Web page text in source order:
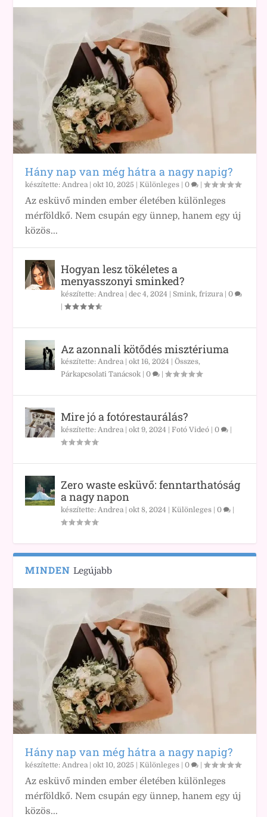
Hány nap van még hátra a nagy napig?
készítette: Andrea |okt 10, 2025 |Különleges |0 |
Az esküvő minden ember életében különleges
mérföldkő. Nem csupán egy ünnep, hanem egy új
közös...
Hogyan lesz tökéletes a
menyasszonyi sminked?
készítette: Andrea |dec 4, 2024 |Smink, frizura |0
|
Az azonnali kötődés misztériuma
készítette: Andrea |okt 16, 2024 |Összes,
Párkapcsolati Tanácsok |0 |
Mire jó a fotórestaurálás?
készítette: Andrea |okt 9, 2024 |Fotó Videó |0 |
Zero waste esküvő: fenntarthatóság
a nagy napon
készítette: Andrea |okt 8, 2024 |Különleges |0 |
MINDEN Legújabb
Hány nap van még hátra a nagy napig?
készítette: Andrea |okt 10, 2025 |Különleges |0 |
Az esküvő minden ember életében különleges
mérföldkő. Nem csupán egy ünnep, hanem egy új
közös...